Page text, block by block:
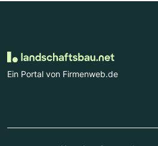
Ein Portal von Firmenweb.de